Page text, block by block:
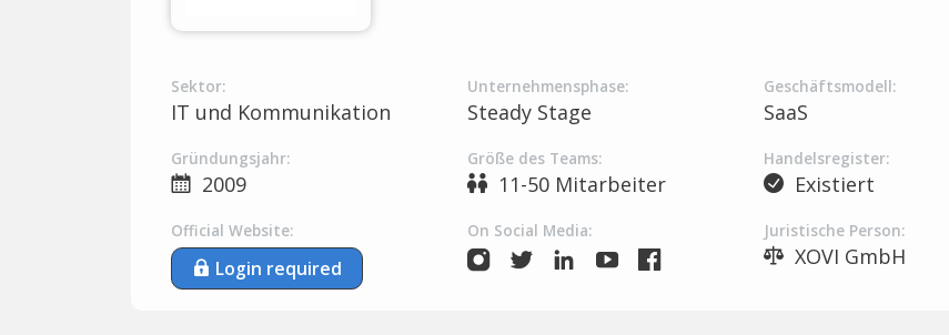
Sektor:
IT und Kommunikation
Unternehmensphase:
Steady Stage
Geschäftsmodell:
SaaS
Gründungsjahr:
2009
Größe des Teams:
11-50 Mitarbeiter
Handelsregister:
Existiert
Official Website:
Login required
On Social Media: Juristische Person:
XOVI GmbH